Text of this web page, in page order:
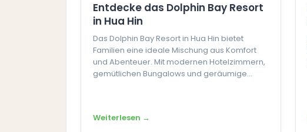
Entdecke das Dolphin Bay Resort
in Hua Hin
Das Dolphin Bay Resort in Hua Hin bietet
Familien eine ideale Mischung aus Komfort
und Abenteuer. Mit modernen Hotelzimmern,
gemütlichen Bungalows und geräumige...
Weiterlesen →